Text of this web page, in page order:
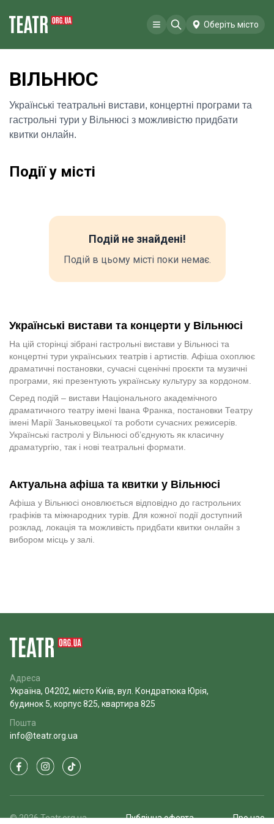
Оберіть місто
ВІЛЬНЮС
Українські театральні вистави, концертні програми та
гастрольні тури у Вільнюсі з можливістю придбати
квитки онлайн.
Події у місті
Подій не знайдені!
Подій в цьому місті поки немає.
Українські вистави та концерти у Вільнюсі
На цій сторінці зібрані гастрольні вистави у Вільнюсі та
концертні тури українських театрів і артистів. Афіша охоплює
драматичні постановки, сучасні сценічні проєкти та музичні
програми, які презентують українську культуру за кордоном.
Серед подій – вистави Національного академічного
драматичного театру імені Івана Франка, постановки Театру
імені Марії Заньковецької та роботи сучасних режисерів.
Українські гастролі у Вільнюсі об’єднують як класичну
драматургію, так і нові театральні формати.
Актуальна афіша та квитки у Вільнюсі
Афіша у Вільнюсі оновлюється відповідно до гастрольних
графіків та міжнародних турів. Для кожної події доступний
розклад, локація та можливість придбати квитки онлайн з
вибором місць у залі.
Адреса
Україна, 04202, місто Київ, вул. Кондратюка Юрія,
будинок 5, корпус 825, квартира 825
Пошта
info@teatr.org.ua
© 2026 Teatr.org.ua Публічна оферта Про нас